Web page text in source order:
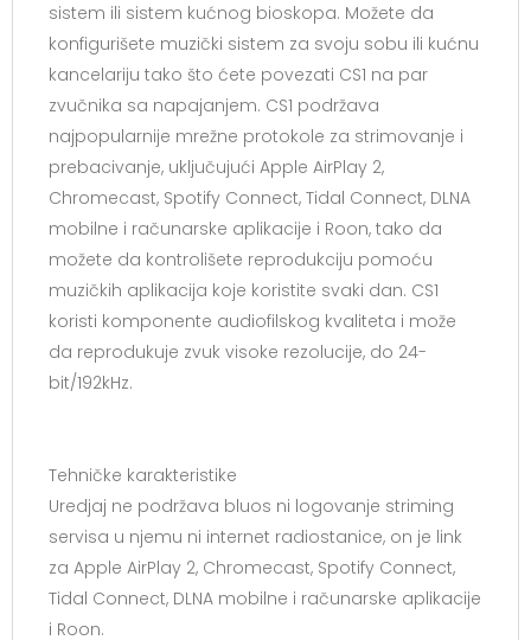
sistem ili sistem kućnog bioskopa. Možete da
konfigurišete muzički sistem za svoju sobu ili kućnu
kancelariju tako što ćete povezati CS1 na par
zvučnika sa napajanjem. CS1 podržava
najpopularnije mrežne protokole za strimovanje i
prebacivanje, uključujući Apple AirPlay 2,
Chromecast, Spotify Connect, Tidal Connect, DLNA
mobilne i računarske aplikacije i Roon, tako da
možete da kontrolišete reprodukciju pomoću
muzičkih aplikacija koje koristite svaki dan. CS1
koristi komponente audiofilskog kvaliteta i može
da reprodukuje zvuk visoke rezolucije, do 24-
bit/192kHz.
Tehničke karakteristike
Uredjaj ne podržava bluos ni logovanje striming
servisa u njemu ni internet radiostanice, on je link
za Apple AirPlay 2, Chromecast, Spotify Connect,
Tidal Connect, DLNA mobilne i računarske aplikacije
i Roon.